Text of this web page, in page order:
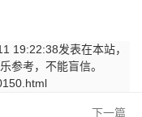
19:22:38发表在本站，
参考，不能盲信。
下一篇